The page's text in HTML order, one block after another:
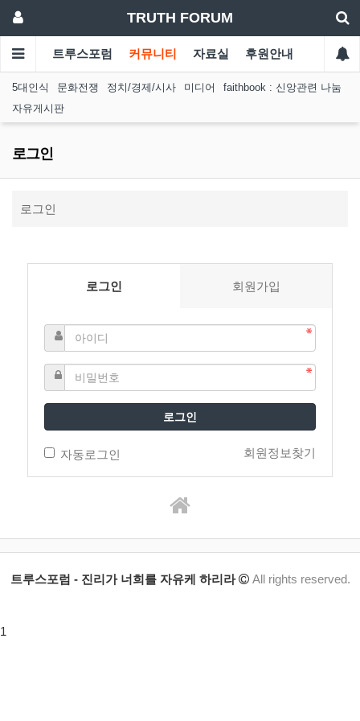
TRUTH FORUM
트루스포럼 커뮤니티 자료실 후원안내
5대인식 문화전쟁 정치/경제/시사 미디어
faithbook : 신앙관련 나눔
자유게시판
로그인
로그인
로그인 회원가입
로그인
자동로그인 회원정보찾기
트루스포럼 - 진리가 너희를 자유케 하리라 All rights reserved.
1